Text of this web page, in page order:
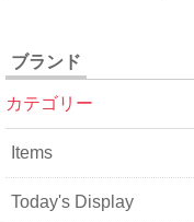
ブランド
カテゴリー
Items
Today's Display